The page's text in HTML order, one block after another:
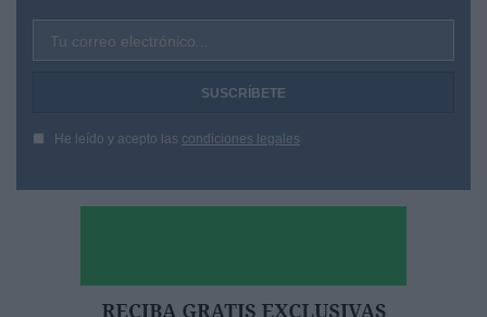
Tu correo electrónico...
He leído y acepto las condiciones legales